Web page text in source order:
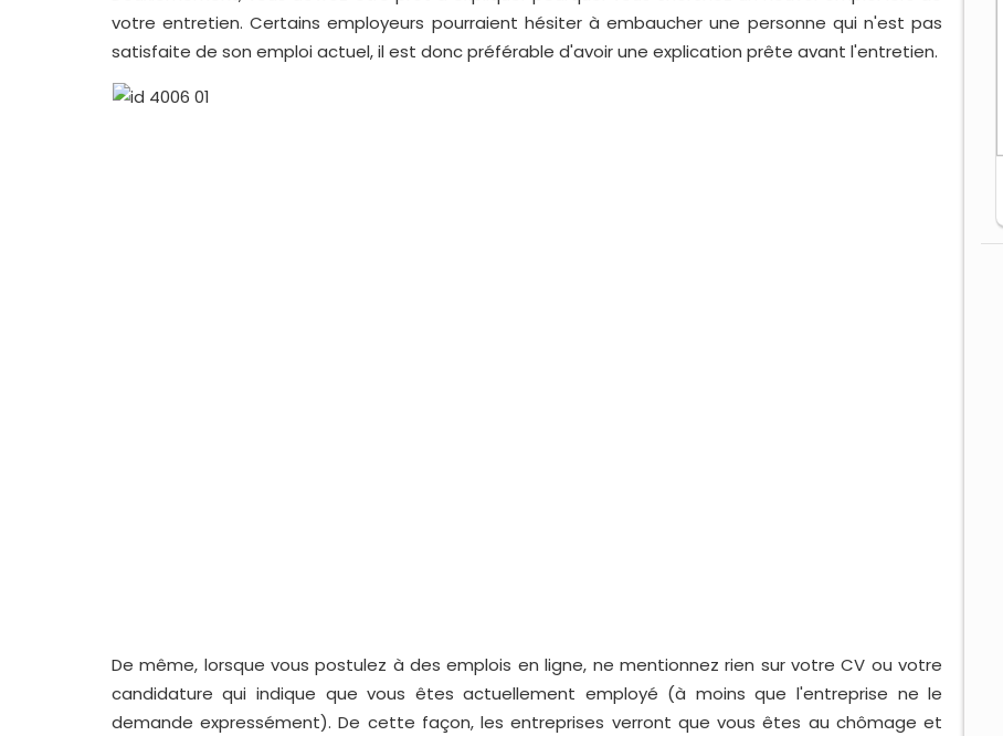
votre entretien. Certains employeurs pourraient hésiter à embaucher une personne qui n'est pas
satisfaite de son emploi actuel, il est donc préférable d'avoir une explication prête avant l'entretien.
De même, lorsque vous postulez à des emplois en ligne, ne mentionnez rien sur votre CV ou votre
candidature qui indique que vous êtes actuellement employé (à moins que l'entreprise ne le
demande expressément). De cette façon, les entreprises verront que vous êtes au chômage et